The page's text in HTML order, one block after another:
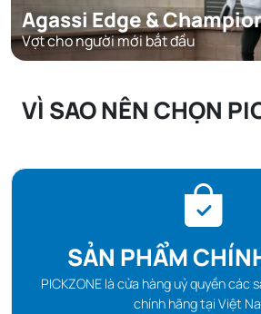
Agassi Edge &
Vợt cho người mới bắt đầu
VÌ SAO NÊN CHỌN
SẢN PHẨM
PICKZONE là cửa hàng uỷ quyền các
chính hãng tại Việt